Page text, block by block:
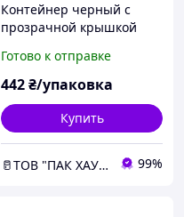
Контейнер черный с
прозрачной крышкой
Готово к отправке
442₴/упаковка
Купить
🥛ТОВ "ПАК ХАУС" 99%